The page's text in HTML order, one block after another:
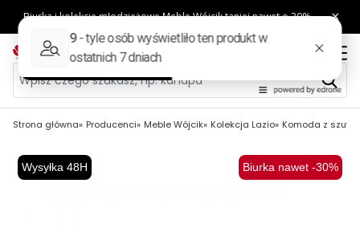
Strona główna Producenci Meble Wójcik Kolekcja Lazio Komoda z
Wysyłka 48H Biurka nawet -30%